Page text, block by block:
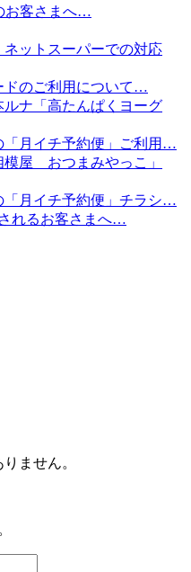
お客さまへ…
ットスーパーでの対応
ドのご利用について…
ルナ「高たんぱくヨーグ
「月イチ予約便」ご利用…
模屋 おつまみやっこ」
「月イチ予約便」チラシ…
れるお客さまへ…
ません。